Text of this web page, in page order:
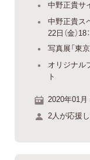
中野正貴サ
中野正貴ス
22日（金）18
写真展「東
オリジナル
ト
2020年01月
2人が応援